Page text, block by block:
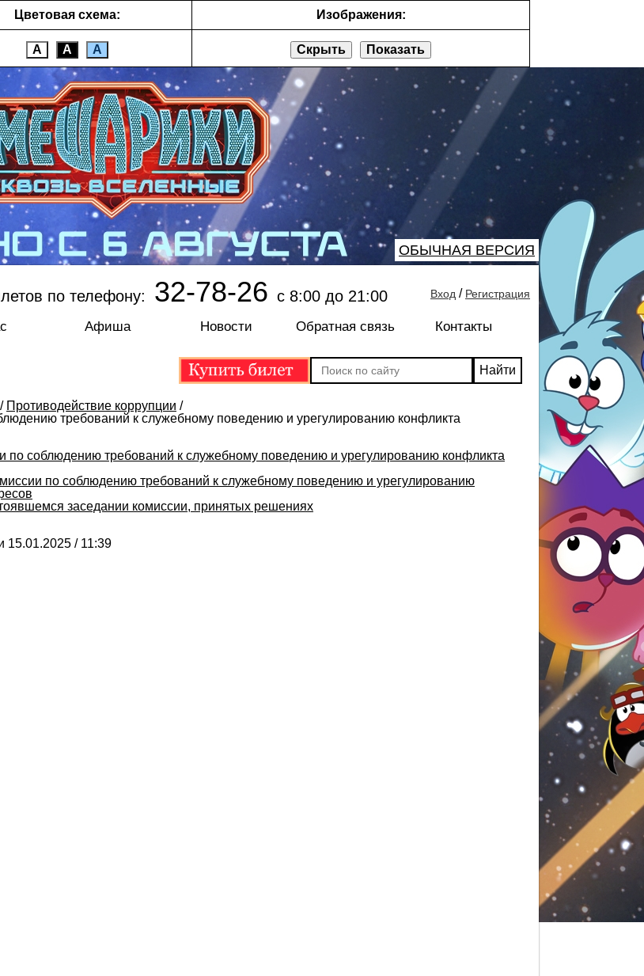
Цветовая схема: Изображения:
А А А Скрыть Показать
ОБЫЧНАЯ ВЕРСИЯ
по телефону: 32-78-26 с 8:00 до 21:00 Вход / Регистрация
Афиша Новости Обратная связь Контакты
/ Противодействие коррупции /
требований к служебному поведению и урегулированию конфликта
по соблюдению требований к служебному поведению и урегулированию конфликта
по соблюдению требований к служебному поведению и урегулированию
заседании комиссии, принятых решениях
15.01.2025 / 11:39